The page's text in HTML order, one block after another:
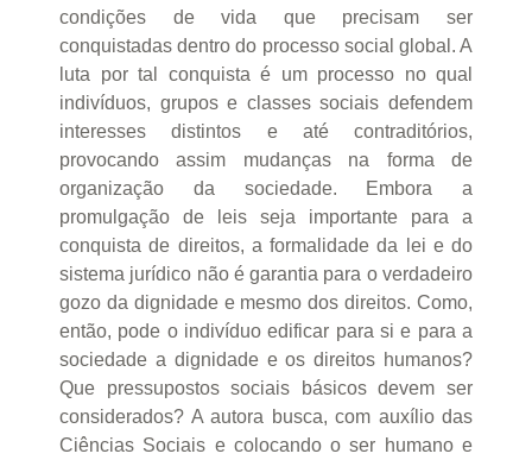
condições de vida que precisam ser
conquistadas dentro do processo social global. A
luta por tal conquista é um processo no qual
indivíduos, grupos e classes sociais defendem
interesses distintos e até contraditórios,
provocando assim mudanças na forma de
organização da sociedade. Embora a
promulgação de leis seja importante para a
conquista de direitos, a formalidade da lei e do
sistema jurídico não é garantia para o verdadeiro
gozo da dignidade e mesmo dos direitos. Como,
então, pode o indivíduo edificar para si e para a
sociedade a dignidade e os direitos humanos?
Que pressupostos sociais básicos devem ser
considerados? A autora busca, com auxílio das
Ciências Sociais e colocando o ser humano e